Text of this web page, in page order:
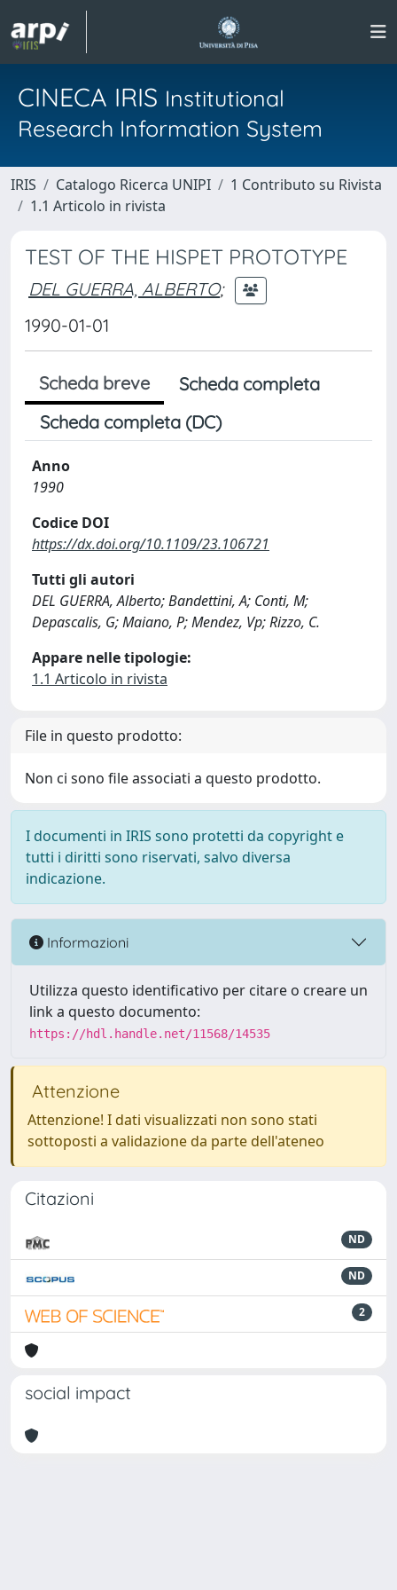
CINECA IRIS Institutional
Research Information System
IRIS Catalogo Ricerca UNIPI
1 Contributo su Rivista
1.1 Articolo in rivista
TEST OF THE HISPET PROTOTYPE
DEL GUERRA, ALBERTO;
1990-01-01
Scheda breve
Scheda completa
Scheda completa (DC)
Anno
1990
Codice DOI
https://dx.doi.org/10.1109/23.106721
Tutti gli autori
DEL GUERRA, Alberto; Bandettini, A; Conti, M;
Depascalis, G; Maiano, P; Mendez, Vp; Rizzo, C.
Appare nelle tipologie:
1.1 Articolo in rivista
File in questo prodotto:
Non ci sono file associati a questo prodotto.
I documenti in IRIS sono protetti da copyright e
tutti i diritti sono riservati, salvo diversa
indicazione.
Informazioni
Utilizza questo identificativo per citare o creare un
link a questo documento:
https://hdl.handle.net/11568/14535
Attenzione
Attenzione! I dati visualizzati non sono stati
sottoposti a validazione da parte dell'ateneo
Citazioni
ND
ND
2
social impact